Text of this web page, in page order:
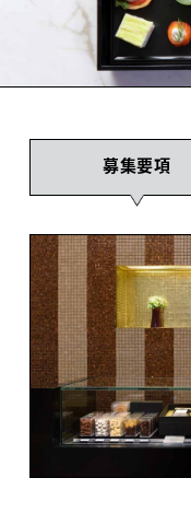
募集要項